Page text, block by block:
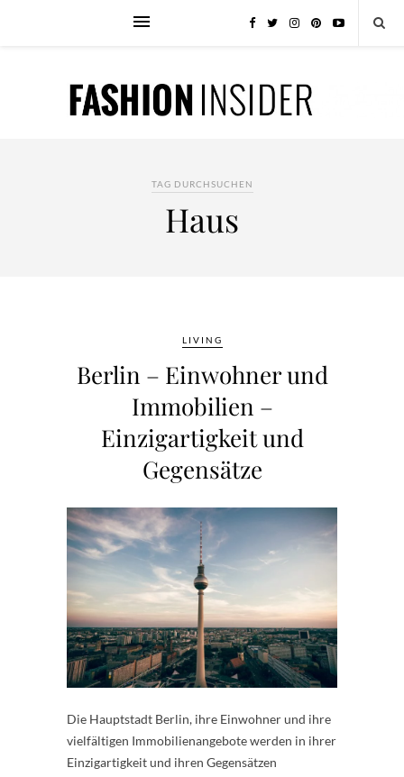
TAG DURCHSUCHEN
Haus
LIVING
Berlin – Einwohner und
Immobilien –
Einzigartigkeit und
Gegensätze
Die Hauptstadt Berlin, ihre Einwohner und ihre
vielfältigen Immobilienangebote werden in ihrer
Einzigartigkeit und ihren Gegensätzen